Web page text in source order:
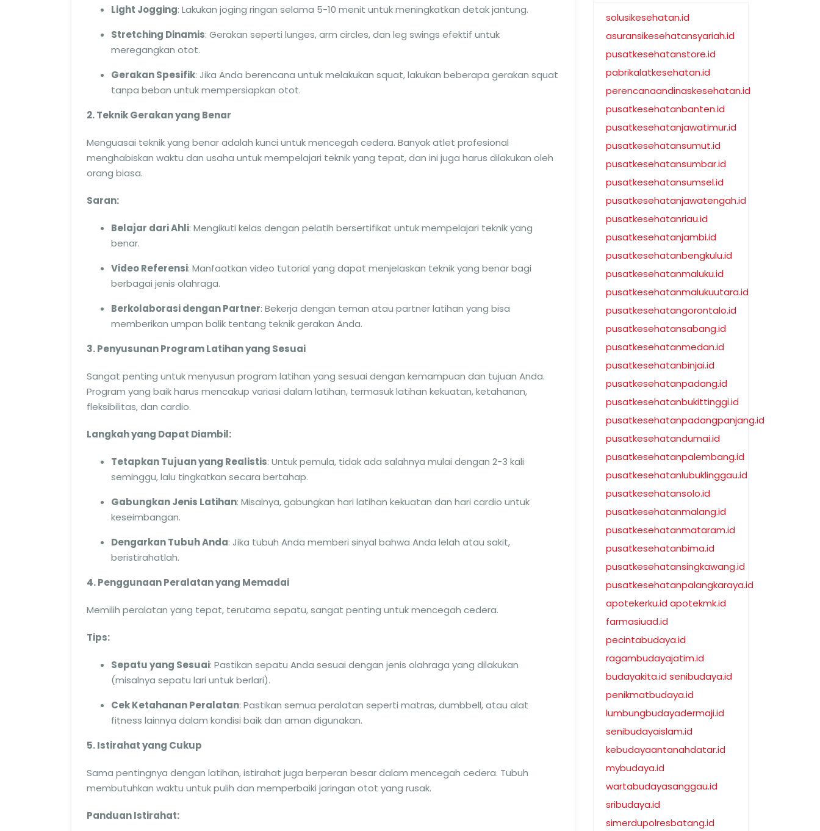
Light Jogging: Lakukan joging ringan selama 5-10 menit untuk meningkatkan detak jantung.
Stretching Dinamis: Gerakan seperti lunges, arm circles, dan leg swings efektif untuk
meregangkan otot.
Gerakan Spesifik: Jika Anda berencana untuk melakukan squat, lakukan beberapa gerakan squat
tanpa beban untuk mempersiapkan otot.
2. Teknik Gerakan yang Benar
Menguasai teknik yang benar adalah kunci untuk mencegah cedera. Banyak atlet profesional
menghabiskan waktu dan usaha untuk mempelajari teknik yang tepat, dan ini juga harus dilakukan oleh
orang biasa.
Saran:
Belajar dari Ahli: Mengikuti kelas dengan pelatih bersertifikat untuk mempelajari teknik yang
benar.
Video Referensi: Manfaatkan video tutorial yang dapat menjelaskan teknik yang benar bagi
berbagai jenis olahraga.
Berkolaborasi dengan Partner: Bekerja dengan teman atau partner latihan yang bisa
memberikan umpan balik tentang teknik gerakan Anda.
3. Penyusunan Program Latihan yang Sesuai
Sangat penting untuk menyusun program latihan yang sesuai dengan kemampuan dan tujuan Anda.
Program yang baik harus mencakup variasi dalam latihan, termasuk latihan kekuatan, ketahanan,
fleksibilitas, dan cardio.
Langkah yang Dapat Diambil:
Tetapkan Tujuan yang Realistis: Untuk pemula, tidak ada salahnya mulai dengan 2-3 kali
seminggu, lalu tingkatkan secara bertahap.
Gabungkan Jenis Latihan: Misalnya, gabungkan hari latihan kekuatan dan hari cardio untuk
keseimbangan.
Dengarkan Tubuh Anda: Jika tubuh Anda memberi sinyal bahwa Anda lelah atau sakit,
beristirahatlah.
4. Penggunaan Peralatan yang Memadai
Memilih peralatan yang tepat, terutama sepatu, sangat penting untuk mencegah cedera.
Tips:
Sepatu yang Sesuai: Pastikan sepatu Anda sesuai dengan jenis olahraga yang dilakukan
(misalnya sepatu lari untuk berlari).
Cek Ketahanan Peralatan: Pastikan semua peralatan seperti matras, dumbbell, atau alat
fitness lainnya dalam kondisi baik dan aman digunakan.
5. Istirahat yang Cukup
Sama pentingnya dengan latihan, istirahat juga berperan besar dalam mencegah cedera. Tubuh
membutuhkan waktu untuk pulih dan memperbaiki jaringan otot yang rusak.
Panduan Istirahat:
solusikesehatan.id
asuransikesehatansyariah.id
pusatkesehatanstore.id
pabrikalatkesehatan.id
perencanaandinaskesehatan.id
pusatkesehatanbanten.id
pusatkesehatanjawatimur.id
pusatkesehatansumut.id
pusatkesehatansumbar.id
pusatkesehatansumsel.id
pusatkesehatanjawatengah.id
pusatkesehatanriau.id
pusatkesehatanjambi.id
pusatkesehatanbengkulu.id
pusatkesehatanmaluku.id
pusatkesehatanmalukuutara.id
pusatkesehatangorontalo.id
pusatkesehatansabang.id
pusatkesehatanmedan.id
pusatkesehatanbinjai.id
pusatkesehatanpadang.id
pusatkesehatanbukittinggi.id
pusatkesehatanpadangpanjang.id
pusatkesehatandumai.id
pusatkesehatanpalembang.id
pusatkesehatanlubuklinggau.id
pusatkesehatansolo.id
pusatkesehatanmalang.id
pusatkesehatanmataram.id
pusatkesehatanbima.id
pusatkesehatansingkawang.id
pusatkesehatanpalangkaraya.id
apotekerku.id apotekmk.id
farmasiuad.id
pecintabudaya.id
ragambudayajatim.id
budayakita.id senibudaya.id
penikmatbudaya.id
lumbungbudayadermaji.id
senibudayaislam.id
kebudayaantanahdatar.id
mybudaya.id
wartabudayasanggau.id
sribudaya.id
simerdupolresbatang.id